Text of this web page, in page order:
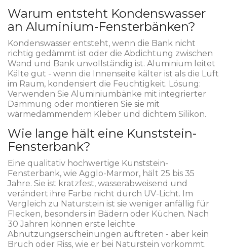
Warum entsteht Kondenswasser
an Aluminium-Fensterbänken?
Kondenswasser entsteht, wenn die Bank nicht
richtig gedämmt ist oder die Abdichtung zwischen
Wand und Bank unvollständig ist. Aluminium leitet
Kälte gut - wenn die Innenseite kälter ist als die Luft
im Raum, kondensiert die Feuchtigkeit. Lösung:
Verwenden Sie Aluminiumbänke mit integrierter
Dämmung oder montieren Sie sie mit
wärmedämmendem Kleber und dichtem Silikon.
Wie lange hält eine Kunststein-
Fensterbank?
Eine qualitativ hochwertige Kunststein-
Fensterbank, wie Agglo-Marmor, hält 25 bis 35
Jahre. Sie ist kratzfest, wasserabweisend und
verändert ihre Farbe nicht durch UV-Licht. Im
Vergleich zu Naturstein ist sie weniger anfällig für
Flecken, besonders in Bädern oder Küchen. Nach
30 Jahren können erste leichte
Abnutzungserscheinungen auftreten - aber kein
Bruch oder Riss, wie er bei Naturstein vorkommt.